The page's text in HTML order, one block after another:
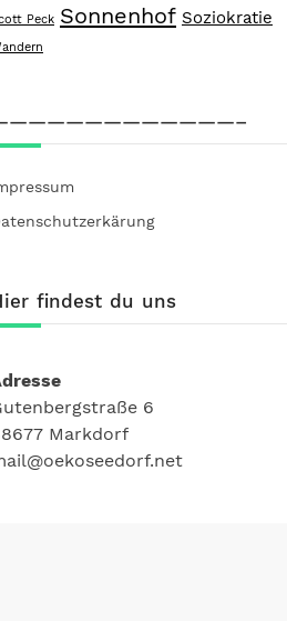
Peck Sonnenhof Soziokratie
findest du uns
6
Markdorf